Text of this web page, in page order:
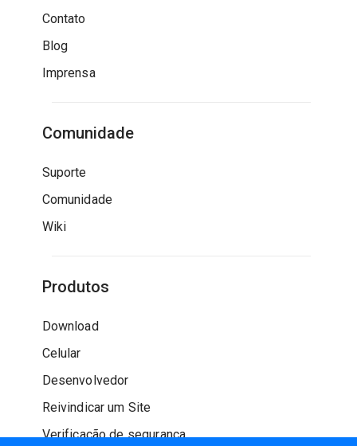
Contato
Blog
Imprensa
Comunidade
Suporte
Comunidade
Wiki
Produtos
Download
Celular
Desenvolvedor
Reivindicar um Site
Verificação de segurança